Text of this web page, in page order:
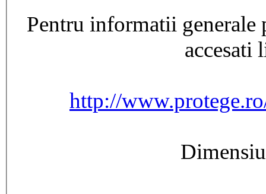
Pentru informatii
accesati
http://